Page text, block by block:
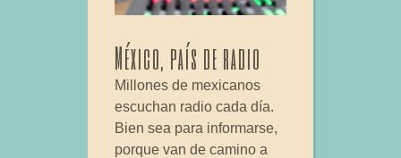
México, país de radio
Millones de mexicanos
escuchan radio cada día.
Bien sea para informarse,
porque van de camino a